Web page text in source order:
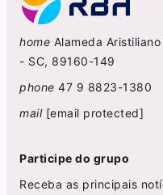
home Alameda
- SC, 89160-149
phone 47 9 8823-1380
mail [email protected]
Participe do grupo
Receba as principais